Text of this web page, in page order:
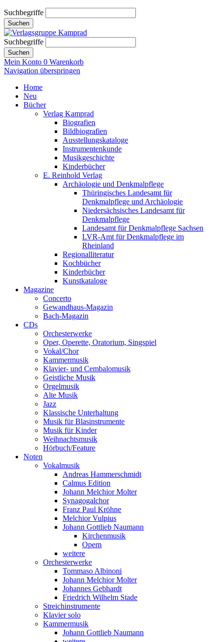
Suchbegriffe
Suchen
Suchbegriffe
Suchen
Mein Konto 0 Warenkorb
Navigation überspringen
Home
Neu
Bücher
Verlag Kamprad
Biografien
Bildbiografien
Ausstellungskataloge
Instrumentenkunde
Musikgeschichte
Kinderbücher
E. Reinhold Verlag
Archäologie und Denkmalpflege
Thüringisches Landesamt für
Denkmalpflege und Archäologie
Niedersächsisches Landesamt für
Denkmalpflege
Landesamt für Denkmalpflege Sachsen
LVR-Amt für Denkmalpflege im
Rheinland
Regionalliteratur
Kochbücher
Kinderbücher
Kunstkataloge
Magazine
Concerto
Gewandhaus-Magazin
Bach-Magazin
CDs
Orchesterwerke
Oper, Operette, Oratorium, Singspiel
Vokal/Chor
Kammermusik
Klavier- und Cembalomusik
Geistliche Musik
Orgelmusik
Alte Musik
Jazz
Klassische Unterhaltung
Musik für Blasinstrumente
Musik für Kinder
Weihnachtsmusik
Hörbuch/Feature
Noten
Vokalmusik
Andreas Hammerschmidt
Calmus Edition
Johann Melchior Molter
Synagogalchor
Franz Paul Kröhne
Melchior Vulpius
Johann Gottlieb Naumann
Kirchenmusik
Opern
weitere
Orchesterwerke
Tommaso Albinoni
Johann Melchior Molter
Johannes Gebhardt
Friedrich Wilhelm Stade
Streichinstrumente
Klavier solo
Kammermusik
Johann Gottlieb Naumann